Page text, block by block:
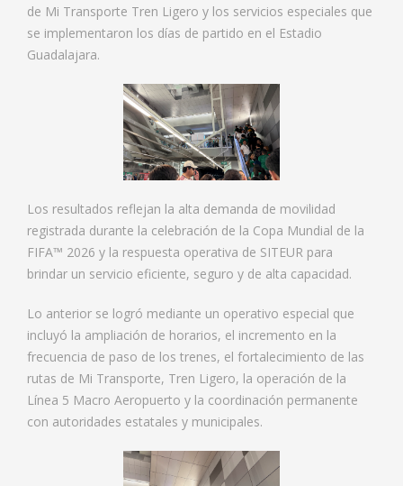
de Mi Transporte Tren Ligero y los servicios especiales que
se implementaron los días de partido en el Estadio
Guadalajara.
Los resultados reflejan la alta demanda de movilidad
registrada durante la celebración de la Copa Mundial de la
FIFA™ 2026 y la respuesta operativa de SITEUR para
brindar un servicio eficiente, seguro y de alta capacidad.
Lo anterior se logró mediante un operativo especial que
incluyó la ampliación de horarios, el incremento en la
frecuencia de paso de los trenes, el fortalecimiento de las
rutas de Mi Transporte, Tren Ligero, la operación de la
Línea 5 Macro Aeropuerto y la coordinación permanente
con autoridades estatales y municipales.